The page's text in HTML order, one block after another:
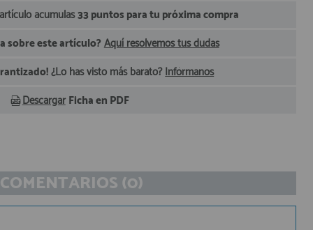
acumulas33 puntos para tu próxima compra
sobre este artículo? Aquí resolvemos tus dudas
¿Lo has visto más barato?Infórmanos
Descargar Ficha en PDF
COMENTARIOS (0)